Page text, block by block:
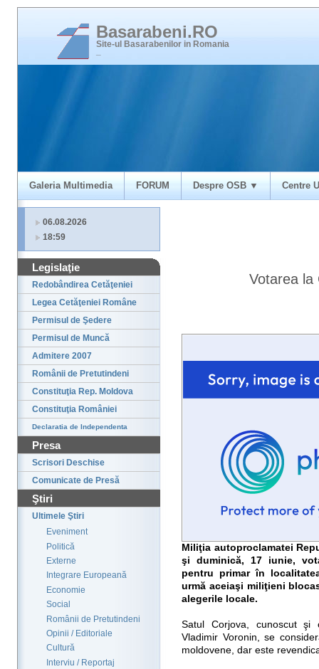
Basarabeni.RO
Site-ul Basarabenilor in Romania
Galeria Multimedia FORUM Despre OSB ▼ Centre
06.08.2026
18:59
Legislaţie
Redobândirea Cetăţeniei
Legea Cetăţeniei Române
Permisul de Şedere
Permisul de Muncă
Admitere 2007
Românii de Pretutindeni
Constituţia Rep. Moldova
Constituţia României
Declaratia de Independenta
Presa
Scrisori Deschise
Comunicate de Presă
Ştiri
Ultimele Ştiri
Eveniment
Politică
Externe
Integrare Europeană
Economie
Social
Românii de Pretutindeni
Opinii / Editoriale
Cultură
Interviu / Reportaj
Votarea la
Miliţia autoproclamatei
şi duminică, 17 iunie,
pentru primar în
urmă aceiaşi miliţieni
alegerile locale.
Satul Corjova, cunoscut şi
Vladimir Voronin, se
moldovene, dar este